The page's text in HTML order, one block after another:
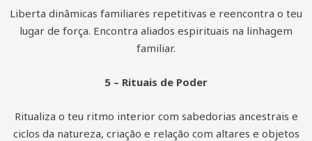
Liberta dinâmicas familiares repetitivas e reencontra o teu
lugar de força. Encontra aliados espirituais na linhagem
familiar.
5 – Rituais de Poder
Ritualiza o teu ritmo interior com sabedorias ancestrais e
ciclos da natureza, criação e relação com altares e objetos